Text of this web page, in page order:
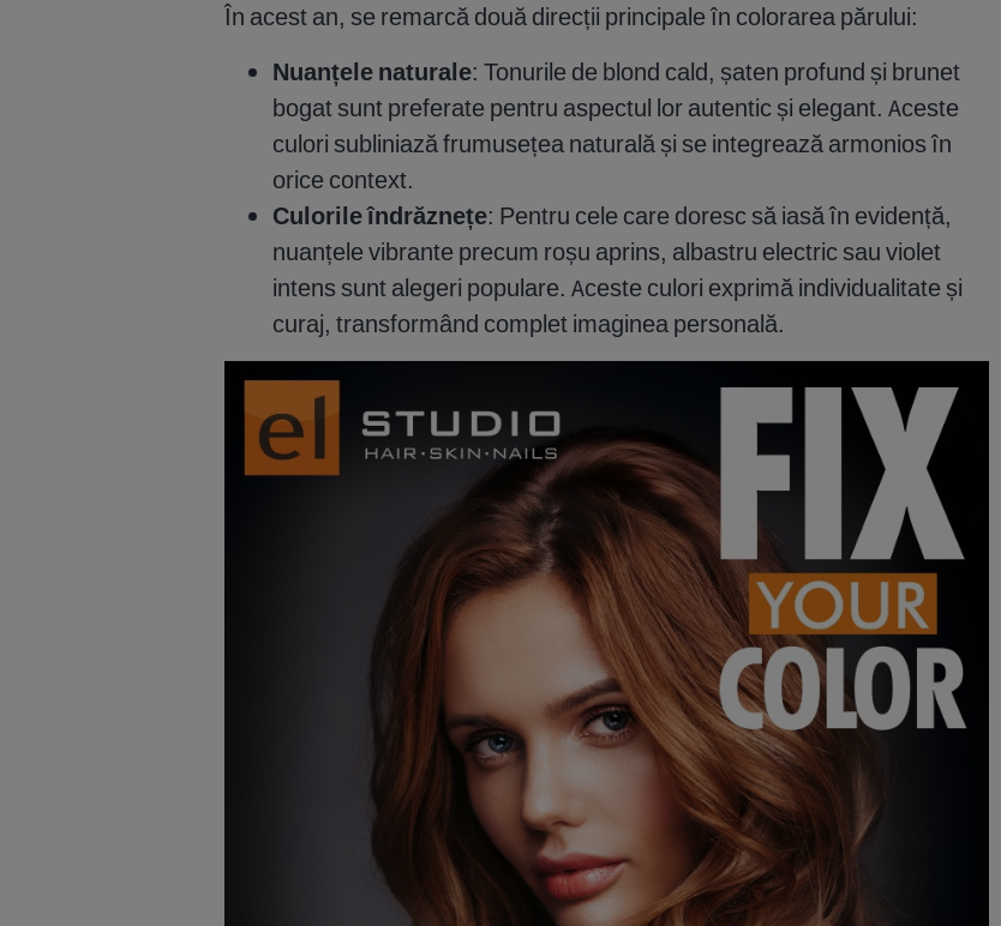
În acest an, se remarcă două direcții principale în colorarea părului:​
Nuanțele naturale: Tonurile de blond cald, șaten profund și brunet
bogat sunt preferate pentru aspectul lor autentic și elegant. Aceste
culori subliniază frumusețea naturală și se integrează armonios în
orice context. ​
Culorile îndrăznețe: Pentru cele care doresc să iasă în evidență,
nuanțele vibrante precum roșu aprins, albastru electric sau violet
intens sunt alegeri populare. Aceste culori exprimă individualitate și
curaj, transformând complet imaginea personală. ​